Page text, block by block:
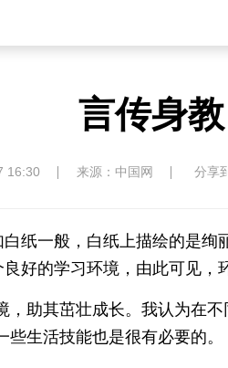
言传身
16:30 来源：中国网 分享
纸一般，白纸上描绘的是
好的学习环境，由此可见，
，助其茁壮成长。我认为在
生活技能也是很有必要的。